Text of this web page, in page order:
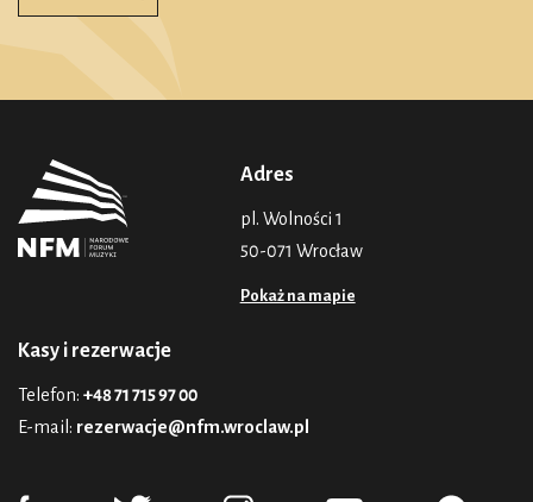
Adres
pl. Wolności 1
50-071 Wrocław
Pokaż na mapie
Kasy i rezerwacje
Telefon: +48 71 715 97 00
E-mail: rezerwacje@nfm.wroclaw.pl